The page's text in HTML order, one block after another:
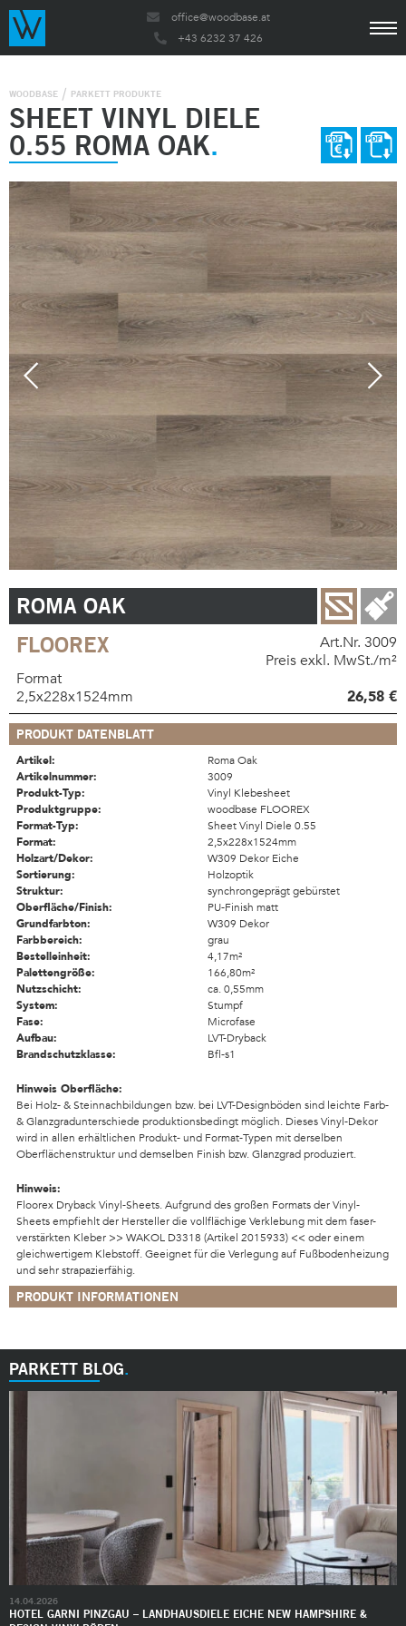
office@woodbase.at
+43 6232 37 426
WOODBASE PARKETT PRODUKTE
SHEET VINYL DIELE
0.55 ROMA OAK
ROMA OAK
FLOOREX
Art.Nr. 3009
Preis exkl. MwSt./m²
Format
2,5x228x1524mm
26,58 €
PRODUKT DATENBLATT
Artikel:
Roma Oak
Artikelnummer:
3009
Produkt-Typ:
Vinyl Klebesheet
Produktgruppe:
woodbase FLOOREX
Format-Typ:
Sheet Vinyl Diele 0.55
Format:
2,5x228x1524mm
Holzart/Dekor:
W309 Dekor Eiche
Sortierung:
Holzoptik
Struktur:
synchrongeprägt gebürstet
Oberfläche/Finish:
PU-Finish matt
Grundfarbton:
W309 Dekor
Farbbereich:
grau
Bestelleinheit:
4,17m²
Palettengröße:
166,80m²
Nutzschicht:
ca. 0,55mm
System:
Stumpf
Fase:
Microfase
Aufbau:
LVT-Dryback
Brandschutzklasse:
Bfl-s1
Hinweis Oberfläche:
Bei Holz- & Steinnachbildungen bzw. bei LVT-Designböden sind leichte Farb-
& Glanzgradunterschiede produktionsbedingt möglich. Dieses Vinyl-Dekor
wird in allen erhältlichen Produkt- und Format-Typen mit derselben
Oberflächenstruktur und demselben Finish bzw. Glanzgrad produziert.
Hinweis:
Floorex Dryback Vinyl-Sheets. Aufgrund des großen Formats der Vinyl-
Sheets empfiehlt der Hersteller die vollflächige Verklebung mit dem faser-
verstärkten Kleber >> WAKOL D3318 (Artikel 2015933) << oder einem
gleichwertigem Klebstoff. Geeignet für die Verlegung auf Fußbodenheizung
und sehr strapazierfähig.
PRODUKT INFORMATIONEN
PARKETT BLOG
HOTEL GARNI PINZGAU – LANDHAUSDIELE EICHE NEW HAMPSHIRE &
14.04.2026